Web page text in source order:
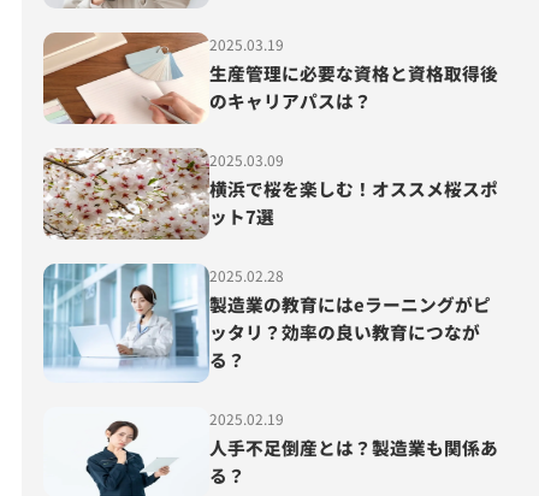
2025.03.19
生産管理に必要な資格と資格取得後
のキャリアパスは？
2025.03.09
横浜で桜を楽しむ！オススメ桜スポ
ット7選
2025.02.28
製造業の教育にはeラーニングがピ
ッタリ？効率の良い教育につなが
る？
2025.02.19
人手不足倒産とは？製造業も関係あ
る？